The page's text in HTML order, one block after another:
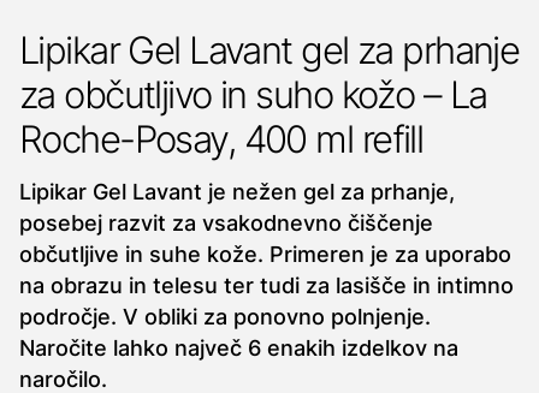
Lipikar Gel Lavant gel za prhanje
za občutljivo in suho kožo – La
Roche-Posay, 400 ml refill
Lipikar Gel Lavant je nežen gel za prhanje,
posebej razvit za vsakodnevno čiščenje
občutljive in suhe kože. Primeren je za uporabo
na obrazu in telesu ter tudi za lasišče in intimno
področje. V obliki za ponovno polnjenje.
Naročite lahko največ 6 enakih izdelkov na
naročilo.